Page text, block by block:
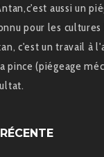
aussi un
pour les cultures
c'est un travail à
pince (piégeage